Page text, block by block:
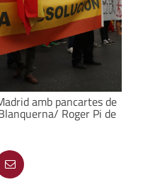
amb pancartes de
Roger Pi de